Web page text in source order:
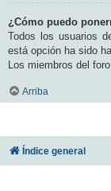
¿Cómo puedo
Todos los usuarios
está opción ha sido
Los miembros del
Arriba
Índice general